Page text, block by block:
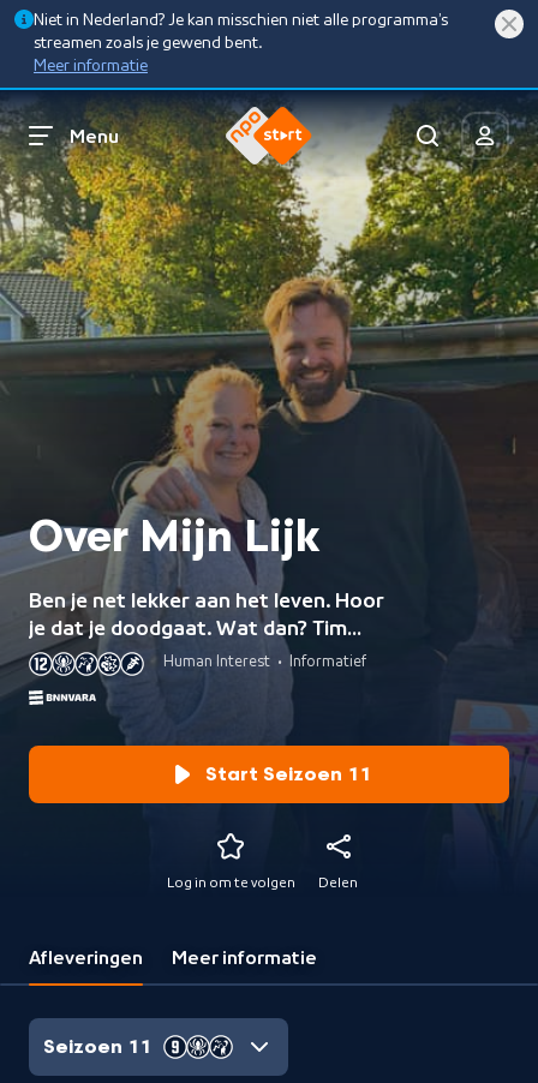
Niet in Nederland? Je kan misschien niet alle programma’s
streamen zoals je gewend bent.
Meer informatie
Menu
Over Mijn Lijk
Ben je net lekker aan het leven. Hoor
je dat je doodgaat. Wat dan? Tim
Hofman volgt vijf jongeren die in de
laatste fase alles uit het leven halen.
Human Interest • Informatief
Start Seizoen 11
Log in om te volgen Delen
Afleveringen Meer informatie
Seizoen 11